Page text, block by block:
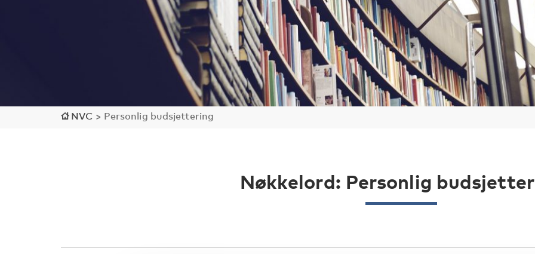
NVC > Personlig budsjettering
Nøkkelord: Personlig